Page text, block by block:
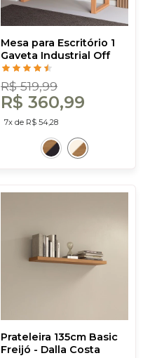
Mesa para Escritório 1
Gaveta Industrial Off
White/Freijó - Dalla
Costa
R$ 519,99
R$ 360,99
7x de R$ 54,28
Prateleira 135cm Basic
Freijó - Dalla Costa